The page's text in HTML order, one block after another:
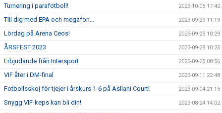
Turnering i parafotboll! 2023-10-05 17:42
Till dig med EPA och megafon... 2023-09-29 11:19
Lördag på Arena Ceos! 2023-09-29 10:29
ÅRSFEST 2023 2023-09-28 10:25
Erbjudande från Intersport 2023-09-25 08:56
VIF åter i DM-final 2023-09-11 22:48
Fotbollsskoj för tjejer i årskurs 1-6 på Asllani Court! 2023-09-04 21:15
Snygg VIF-keps kan bli din! 2023-08-24 14:02